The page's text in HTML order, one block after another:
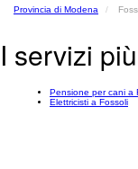
Provincia di Modena
I servizi
Pensione per cani a
Elettricisti a Fossoli